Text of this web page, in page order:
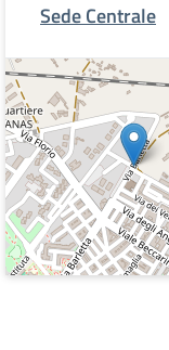
Sede Centrale